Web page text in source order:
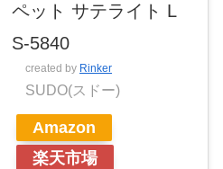
ペット サテライト L
S-5840
created by Rinker
SUDO(スドー)
Amazon
楽天市場